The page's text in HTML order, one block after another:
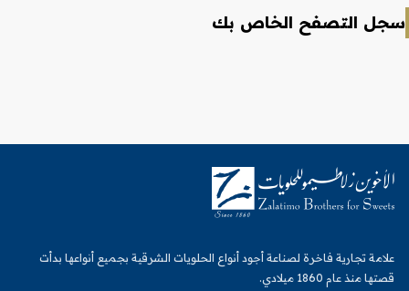
سجل التصفح الخاص بك
علامة تجارية فاخرة لصناعة أجود أنواع الحلويات الشرقية بجميع أنواعها بدأت
قصتها منذ عام 1860 ميلادي.